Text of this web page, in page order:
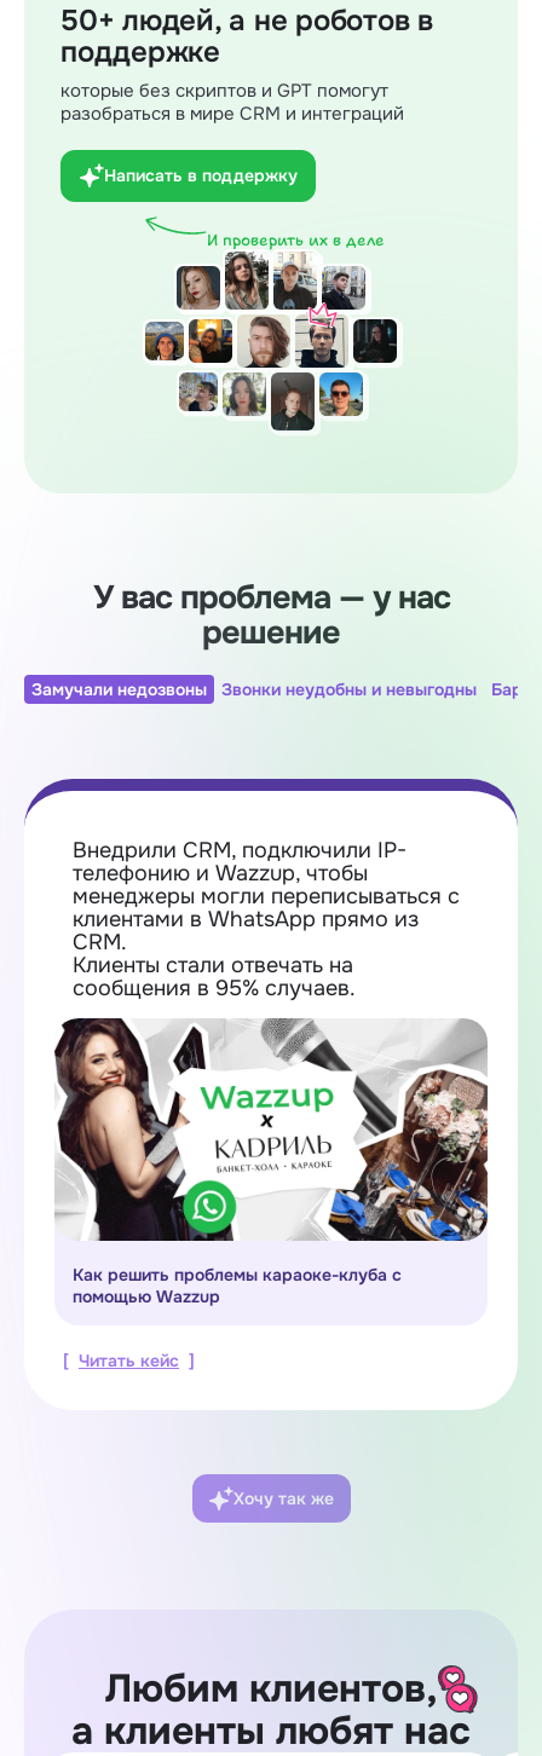
50+ людей, а не роботов в
поддержке
которые без скриптов и GPT помогут
разобраться в мире CRM и интеграций
Написать в поддержку
И проверить их в деле
У вас проблема — у нас
решение
Замучали недозвоны Звонки неудобны и невыгодны
Как решить проблемы караоке-клуба с
помощью Wazzup
Внедрили CRM, подключили IP-
телефонию и Wazzup, чтобы
менеджеры могли переписываться с
клиентами в WhatsApp прямо из
CRM.
Клиенты стали отвечать на
сообщения в 95% случаев.
[ Читать кейс ]
Хочу так же
Любим клиентов,
а клиенты любят нас